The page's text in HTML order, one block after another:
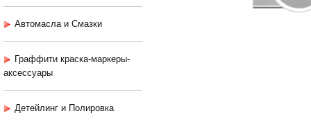
Автомасла и Смазки
Граффити краска-маркеры-
аксессуары
Детейлинг и Полировка